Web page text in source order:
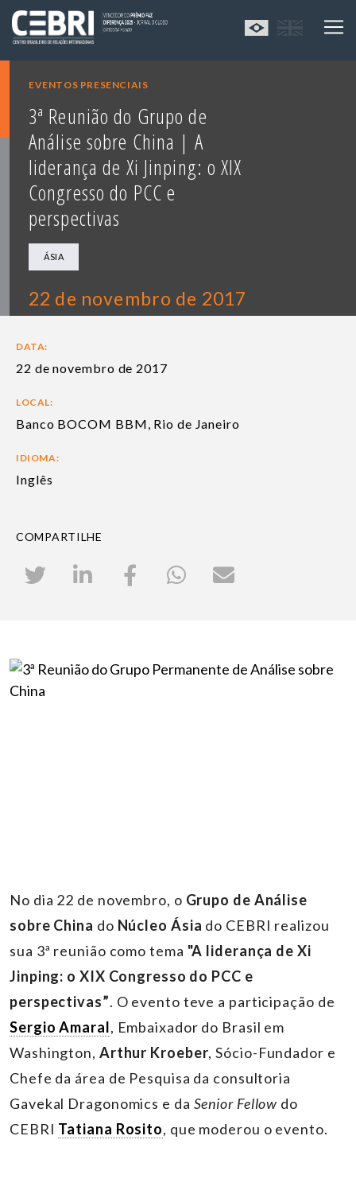
EVENTOS PRESENCIAIS
3ª Reunião do Grupo de
Análise sobre China | A
liderança de Xi Jinping: o XIX
Congresso do PCC e
perspectivas
ÁSIA
22 de novembro de 2017
DATA:
22 de novembro de 2017
LOCAL:
Banco BOCOM BBM, Rio de Janeiro
IDIOMA:
Inglês
COMPARTILHE
No dia 22 de novembro, o Grupo de Análise
sobre China do Núcleo Ásia do CEBRI realizou
sua 3ª reunião como tema "A liderança de Xi
Jinping: o XIX Congresso do PCC e
perspectivas”. O evento teve a participação de
Sergio Amaral, Embaixador do Brasil em
Washington, Arthur Kroeber, Sócio-Fundador e
Chefe da área de Pesquisa da consultoria
Gavekal Dragonomics e da Senior Fellow do
CEBRI Tatiana Rosito, que moderou o evento.